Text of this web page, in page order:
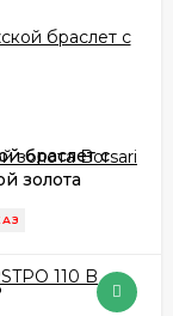
браслет с
золота